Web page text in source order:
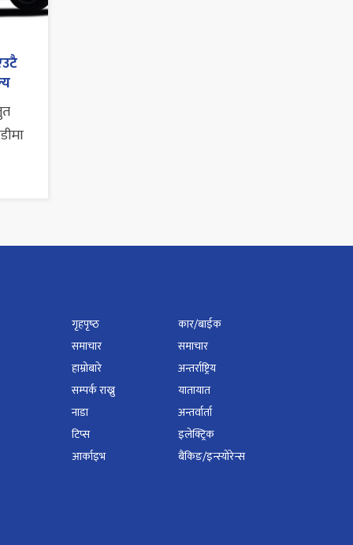
गृहपृष्‍ठ
समाचार
हाम्रोबारे
सम्पर्क राख्नु
नाडा
टिप्स
आर्काइभ
कार/बाईक
समाचार
अन्तर्राष्ट्रिय
यातायात
अन्तर्वार्ता
इलेक्ट्रिक
बैंकिङ/इन्स्योरेन्स